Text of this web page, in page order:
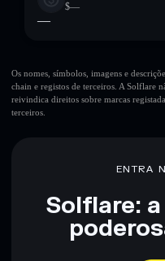
$—
—
Os nomes, símbolos, imagens e
chain e registos de terceiros. A Solflare
reivindica direitos sobre marcas
terceiros.
ENTRA
Solflare: